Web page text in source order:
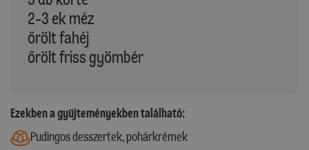
2-3 ek méz
őrölt fahéj
őrölt friss gyömbér
Ezekben a gyűjteményekben található:
Pudingos desszertek, pohárkrémek